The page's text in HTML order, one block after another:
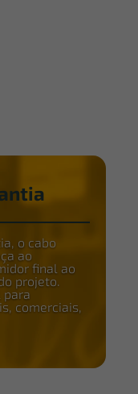
o cabo
ao
final ao
projeto.
para
comerciais,